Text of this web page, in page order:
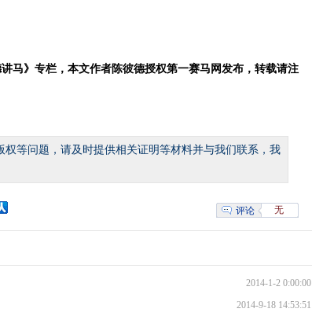
马》专栏，本文作者陈彼德授权第一赛马网发布，转载请注
等问题，请及时提供相关证明等材料并与我们联系，我
评论 无
2014-1-2 0:00:00
2014-9-18 14:53:51